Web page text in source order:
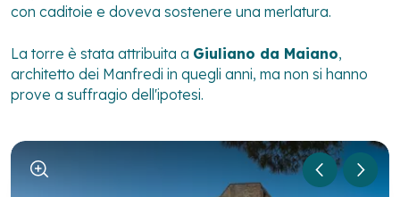
con caditoie e doveva sostenere una merlatura.
La torre è stata attribuita a Giuliano da Maiano,
architetto dei Manfredi in quegli anni, ma non si hanno
prove a suffragio dell'ipotesi.